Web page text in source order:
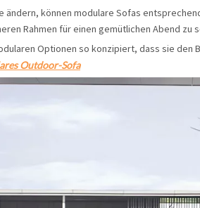
ändern, können modulare Sofas
Rahmen für einen gemütlichen Abend zu
Optionen so konzipiert, dass sie
Outdoor-Sofa